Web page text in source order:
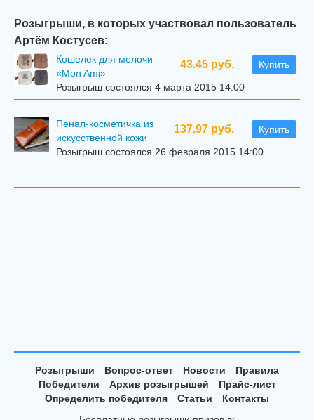
Розыгрыши, в которых участвовал пользователь
Артём Костусев:
43.45 руб. Купить
Кошелек для мелочи
«Mon Ami»
Розыгрыш состоялся 4 марта 2015 14:00
137.97 руб. Купить
Пенал-косметичка из
искусственной кожи
Розыгрыш состоялся 26 февраля 2015 14:00
Розыгрыши Вопрос-ответ Новости
Правила
Победители
Архив розыгрышей
Прайс-лист
Определить победителя
Статьи
Контакты